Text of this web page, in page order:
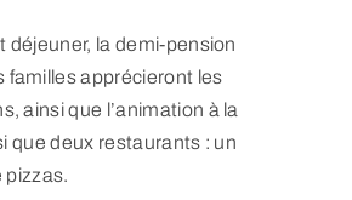
déjeuner, la demi-pension
familles apprécieront les
ainsi que l’animation à la
que deux restaurants : un
pizzas.